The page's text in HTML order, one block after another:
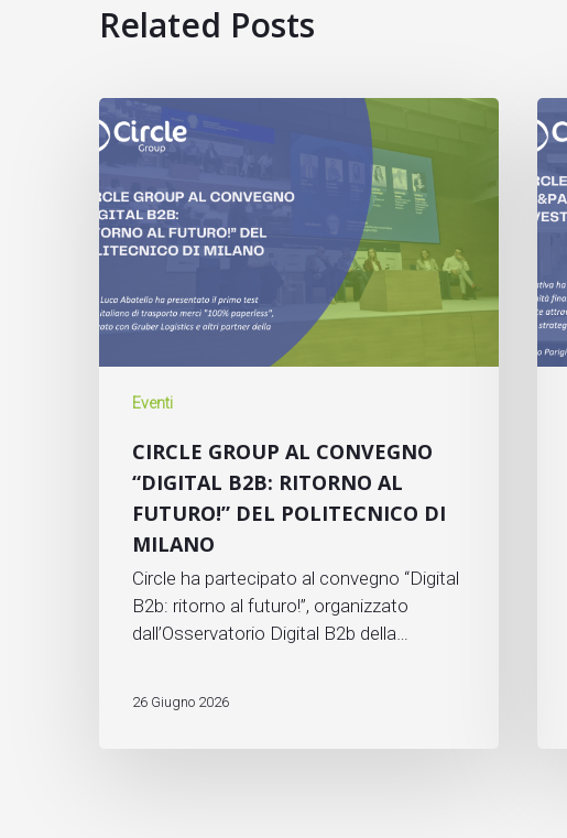
Related Posts
Eventi
CIRCLE GROUP AL CONVEGNO
“DIGITAL B2B: RITORNO AL
FUTURO!” DEL POLITECNICO DI
MILANO
Circle ha partecipato al convegno “Digital
B2b: ritorno al futuro!”, organizzato
dall’Osservatorio Digital B2b della…
26 Giugno 2026